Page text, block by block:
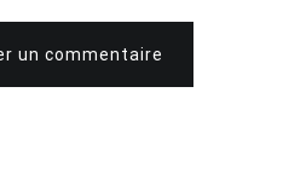
un commentaire